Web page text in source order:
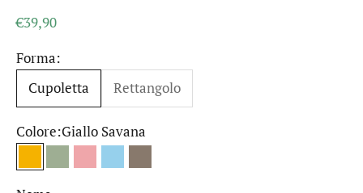
Prezzo scontato
€39,90
Forma:
Cupoletta
Rettangolo
Colore:Giallo Savana
Giallo Savana
Verde Salvia
Rosa Corallo
Blue Baby
Tortora